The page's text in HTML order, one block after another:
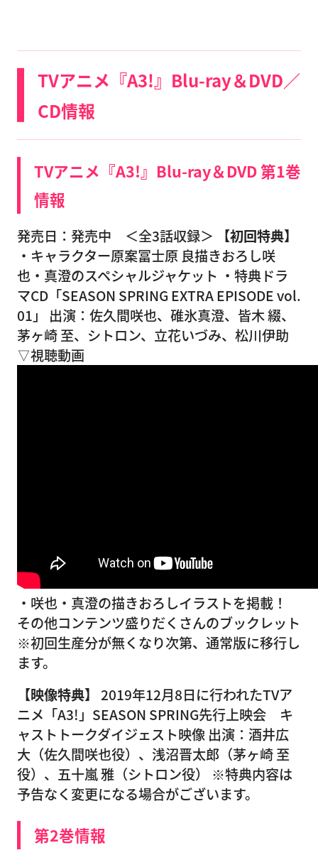
TVアニメ『A3!』Blu-ray＆DVD／
CD情報
TVアニメ『A3!』Blu-ray＆DVD 第1巻
情報
発売日：発売中 ＜全3話収録＞
【初回特典】
・キャラクター原案冨士原 良描きおろし咲
也・真澄のスペシャルジャケット ・特典ドラ
マCD「SEASON SPRING EXTRA EPISODE vol.
01」 出演：佐久間咲也、碓氷真澄、皆木 綴、
茅ヶ崎 至、シトロン、立花いづみ、松川伊助
▽視聴動画
・咲也・真澄の描きおろしイラストを掲載！
その他コンテンツ盛りだくさんのブックレット
※初回生産分が無くなり次第、通常版に移行し
ます。
【映像特典】 2019年12月8日に行われたTVア
ニメ「A3!」SEASON SPRING先行上映会 キ
ャストトークダイジェスト映像 出演：酒井広
大（佐久間咲也役）、浅沼晋太郎（茅ヶ崎 至
役）、五十嵐 雅（シトロン役） ※特典内容は
予告なく変更になる場合がございます。
第2巻情報